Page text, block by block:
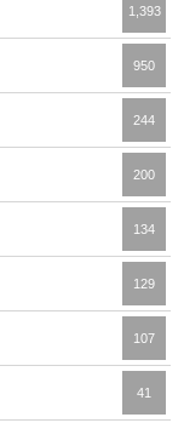
1,393
950
244
200
134
129
107
41